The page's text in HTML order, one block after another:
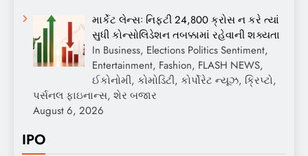
માર્કેટ લેન્સઃ નિફ્ટી 24,800 ક્રોસ ન કરે ત્યાં
સુધી કોન્સોલિડેશન તબક્કામાં રહેવાની શક્યતા
In Business, Elections Politics Sentiment,
Entertainment, Fashion, FLASH NEWS,
ઈકોનોમી, કોમોડિટી, કોર્પોરેટ ન્યૂઝ, ક્રિપ્ટો,
પર્સનલ ફાઇનાન્સ, શેર બજાર
August 6, 2026
IPO